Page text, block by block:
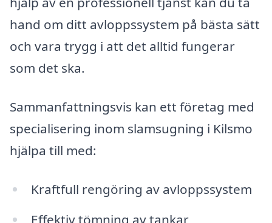
hand om ditt avloppssystem på bästa sätt
och vara trygg i att det alltid fungerar
som det ska.
Sammanfattningsvis kan ett företag med
specialisering inom slamsugning i Kilsmo
hjälpa till med:
Kraftfull rengöring av avloppssystem
Effektiv tömning av tankar